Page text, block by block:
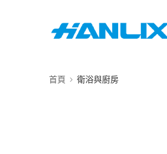
首頁 衛浴與廚房